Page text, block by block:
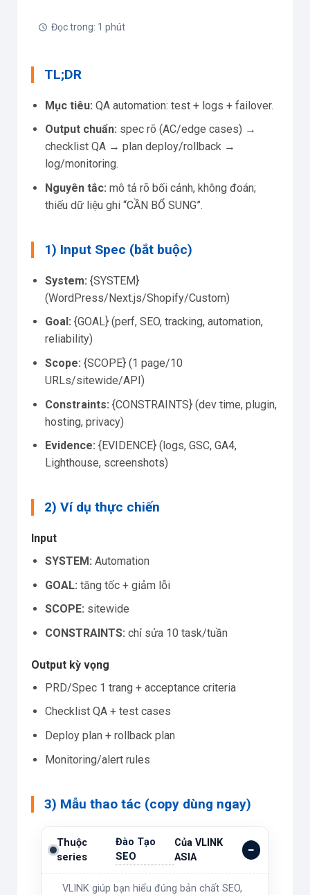
Đọc trong: 1 phút
TL;DR
Mục tiêu: QA automation: test + logs + failover.
Output chuẩn: spec rõ (AC/edge cases) →
checklist QA → plan deploy/rollback →
log/monitoring.
Nguyên tắc: mô tả rõ bối cảnh, không đoán;
thiếu dữ liệu ghi “CẦN BỔ SUNG”.
1) Input Spec (bắt buộc)
System: {SYSTEM}
(WordPress/Next.js/Shopify/Custom)
Goal: {GOAL} (perf, SEO, tracking, automation,
reliability)
Scope: {SCOPE} (1 page/10
URLs/sitewide/API)
Constraints: {CONSTRAINTS} (dev time, plugin,
hosting, privacy)
Evidence: {EVIDENCE} (logs, GSC, GA4,
Lighthouse, screenshots)
2) Ví dụ thực chiến
Input
SYSTEM: Automation
GOAL: tăng tốc + giảm lỗi
SCOPE: sitewide
CONSTRAINTS: chỉ sửa 10 task/tuần
Output kỳ vọng
PRD/Spec 1 trang + acceptance criteria
Checklist QA + test cases
Deploy plan + rollback plan
Monitoring/alert rules
3) Mẫu thao tác (copy dùng ngay)
Thuộc
series
Đào Tạo
SEO
Của VLINK
ASIA
VLINK giúp bạn hiểu đúng bản chất SEO,